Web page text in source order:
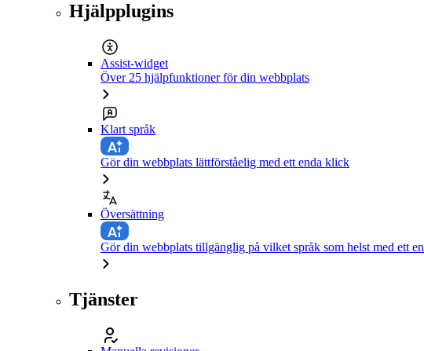
Hjälpplugins
Assist-widget
Över 25 hjälpfunktioner för din webbplats
Klart språk
Gör din webbplats lättförståelig med ett enda klick
Översättning
Gör din webbplats tillgänglig på vilket språk som helst med ett
Tjänster